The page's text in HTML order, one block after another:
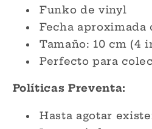
Are
Funko
Are
Funko
Pop!
Funko de vinyl
Fecha aproximada
Tamaño: 10 cm (4
Perfecto para
Políticas Preventa:
Hasta agotar